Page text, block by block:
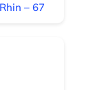
– 67